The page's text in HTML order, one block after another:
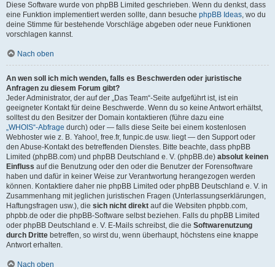
Diese Software wurde von phpBB Limited geschrieben. Wenn du denkst, dass
eine Funktion implementiert werden sollte, dann besuche phpBB Ideas, wo du
deine Stimme für bestehende Vorschläge abgeben oder neue Funktionen
vorschlagen kannst.
Nach oben
An wen soll ich mich wenden, falls es Beschwerden oder juristische
Anfragen zu diesem Forum gibt?
Jeder Administrator, der auf der „Das Team“-Seite aufgeführt ist, ist ein
geeigneter Kontakt für deine Beschwerde. Wenn du so keine Antwort erhältst,
solltest du den Besitzer der Domain kontaktieren (führe dazu eine
„WHOIS“-Abfrage durch) oder — falls diese Seite bei einem kostenlosen
Webhoster wie z. B. Yahoo!, free.fr, funpic.de usw. liegt — den Support oder
den Abuse-Kontakt des betreffenden Dienstes. Bitte beachte, dass phpBB
Limited (phpBB.com) und phpBB Deutschland e. V. (phpBB.de) absolut keinen
Einfluss auf die Benutzung oder den oder die Benutzer der Forensoftware
haben und dafür in keiner Weise zur Verantwortung herangezogen werden
können. Kontaktiere daher nie phpBB Limited oder phpBB Deutschland e. V. in
Zusammenhang mit jeglichen juristischen Fragen (Unterlassungserklärungen,
Haftungsfragen usw.), die sich nicht direkt auf die Websiten phpbb.com,
phpbb.de oder die phpBB-Software selbst beziehen. Falls du phpBB Limited
oder phpBB Deutschland e. V. E-Mails schreibst, die die Softwarenutzung
durch Dritte betreffen, so wirst du, wenn überhaupt, höchstens eine knappe
Antwort erhalten.
Nach oben